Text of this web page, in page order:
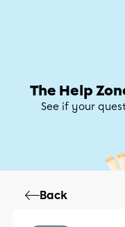
The Help
See if your
Back